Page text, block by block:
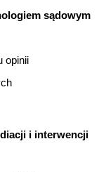
sądowym
opinii
i interwencji